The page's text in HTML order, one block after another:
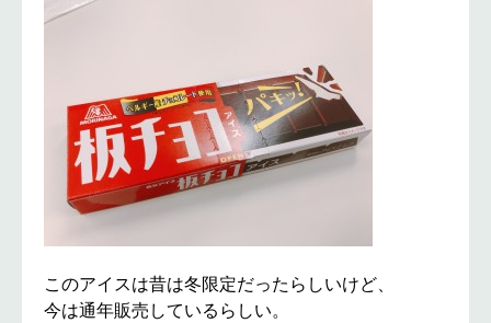
このアイスは昔は冬限定だったらしいけど、
今は通年販売しているらしい。